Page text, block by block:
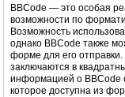
BBCode — это особая
возможности по
Возможность
однако BBCode также
форме для его
заключаются в
информацией о BBCode
которое доступна из